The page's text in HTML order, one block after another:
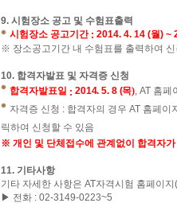
9. 시험장소 공고 및 수험표출력
시험장소 공고기간 : 2014. 4. 14 (월) ~
※ 장소공고기간 내 수험표를 출력하여
10. 합격자발표 및 자격증 신청
합격자발표일 : 2014. 5. 8 (목), AT 홈페
자격증 신청 : 합격자의 경우 AT 홈페이지
릭하여 신청할 수 있음
※ 개인 및 단체접수에 관계없이 합격자
11. 기타사항
기타 자세한 사항은 AT자격시험 홈페이지 (
▶ 전화 : 02-3149-0223~5